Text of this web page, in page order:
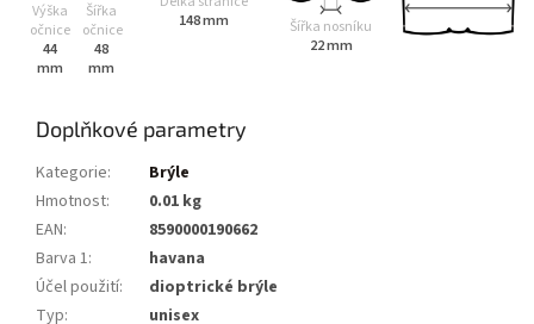
Výška
očnice
44
mm
Šířka
očnice
48
mm
148 mm
Šířka nosníku
22 mm
Doplňkové parametry
Kategorie:
Brýle
Hmotnost:
0.01 kg
EAN:
8590000190662
Barva 1:
havana
Účel použití:
dioptrické brýle
Typ: unisex